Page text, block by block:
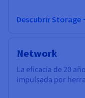
Descubrir Storage
Network
La eficacia de 20
impulsada por